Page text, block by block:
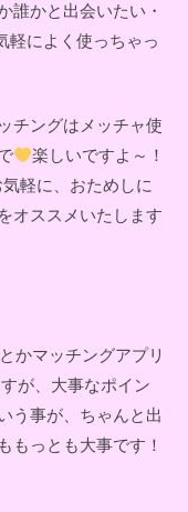
誰かと出会いたい・
軽によく使っちゃっ
チングはメッチャ使
楽しいですよ～！
軽に、おためしに
オススメいたします
とかマッチングアプリ
が、大事なポイン
う事が、ちゃんと出
もっとも大事です！